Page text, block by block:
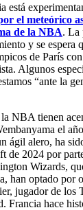
está
el meteórico
de la NBA. La
y se espera
de París
Algunos
“ante la
NBA tienen
el
ágil alero, ha
de 2024 por
Wizards,
han optado por
jugador de los
Francia hace